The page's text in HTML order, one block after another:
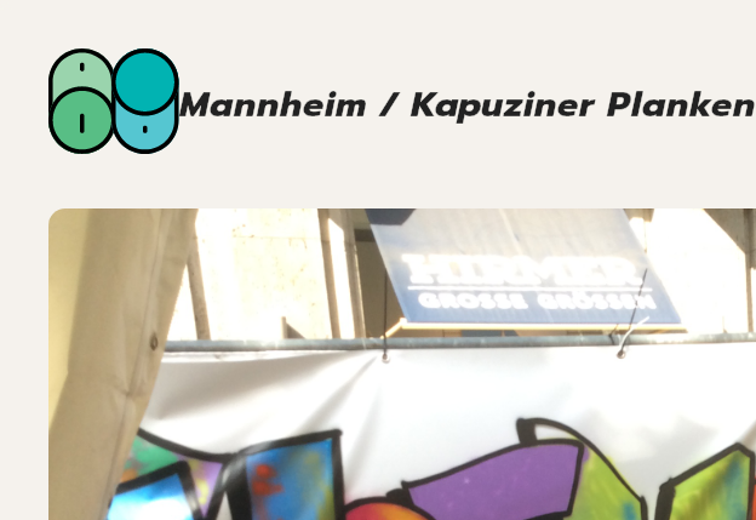
Mannheim / Kapuziner Planken